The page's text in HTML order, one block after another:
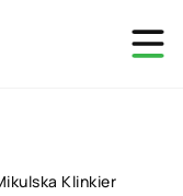
Klinkier